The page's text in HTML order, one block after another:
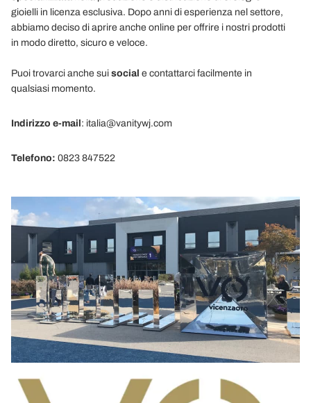
gioielli in licenza esclusiva. Dopo anni di esperienza nel settore,
abbiamo deciso di aprire anche online per offrire i nostri prodotti
in modo diretto, sicuro e veloce.
Puoi trovarci anche sui social e contattarci facilmente in
qualsiasi momento.
Indirizzo e-mail : italia@vanitywj.com
Telefono: 0823 847522